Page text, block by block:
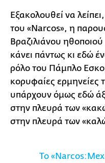
Εξακολουθεί να
του «Narcos», η
Βραζιλιάνου
κάνει πάντως κι εδώ
ρόλο του Πάμπλο
κορυφαίες ερμηνείες
υπάρχουν όμως εδώ
στην πλευρά των
στην πλευρά των
Το